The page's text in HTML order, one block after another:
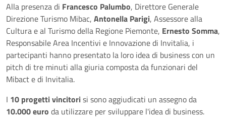
Alla presenza di Francesco Palumbo, Direttore Generale
Direzione Turismo Mibac, Antonella Parigi, Assessore alla
Cultura e al Turismo della Regione Piemonte, Ernesto Somma,
Responsabile Area Incentivi e Innovazione di Invitalia, i
partecipanti hanno presentato la loro idea di business con un
pitch di tre minuti alla giuria composta da funzionari del
Mibact e di Invitalia.
I 10 progetti vincitorisi sono aggiudicati un assegno da
10.000 euro da utilizzare per sviluppare l'idea di business.